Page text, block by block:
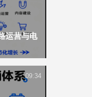
运营与电
09:34